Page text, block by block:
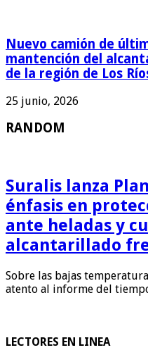
Nuevo camión de
mantención del
de la región de Los
25 junio, 2026
RANDOM
Suralis lanza
énfasis en
ante heladas y
alcantarillado
Sobre las bajas
atento al informe del
LECTORES EN LINEA